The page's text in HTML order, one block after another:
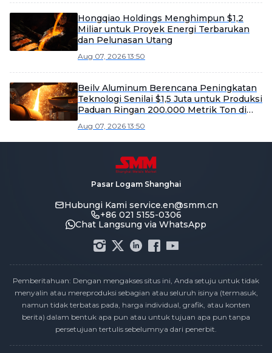
Hongqiao Holdings Menghimpun $1,2
Miliar untuk Proyek Energi Terbarukan
dan Pelunasan Utang
Aug 07, 2026 13:50
Beilv Aluminum Berencana Peningkatan
Teknologi Senilai $1,5 Juta untuk Produksi
Paduan Ringan 200.000 Metrik Ton di
Aug 07, 2026 13:50
Pasar Logam Shanghai
Hubungi Kami service.en@smm.cn
+86 021 5155-0306
Chat Langsung via WhatsApp
Pemberitahuan: Dengan mengakses situs ini, Anda setuju untuk tidak
menyalin atau mereproduksi sebagian atau seluruh isinya (termasuk,
namun tidak terbatas pada, harga individual, grafik, atau konten
berita) dalam bentuk apa pun atau untuk tujuan apa pun tanpa
persetujuan tertulis sebelumnya dari penerbit.